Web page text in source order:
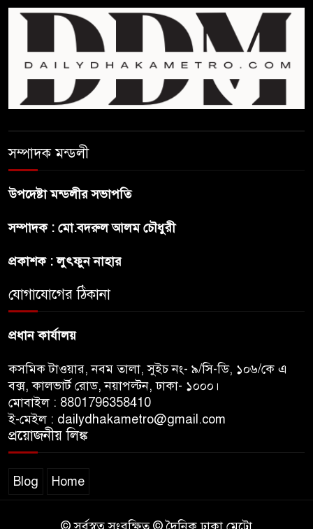
সরকার
সোমবার সকাল ১০টায় এসএসসি
পরীক্ষার ফল প্রকাশ
চিকিৎসকদের পেশাগত দায়িত্বে
সম্পাদক মন্ডলী
উপদেষ্টা মন্ডলীর সভাপতি
সম্পাদক : মো.বদরুল আলম চৌধুরী
প্রকাশক : লুৎফুন নাহার
যোগাযোগের ঠিকানা
প্রধান কার্যালয়
কসমিক টাওয়ার, নবম তালা, সুইচ নং- ৯/সি-ডি, ১০৬/কে এ
বক্স, কালভার্ট রোড, নয়াপল্টন, ঢাকা- ১০০০।
মোবাইল : 8801796358410
ই-মেইল : dailydhakametro@gmail.com
প্রয়োজনীয় লিঙ্ক
Blog Home